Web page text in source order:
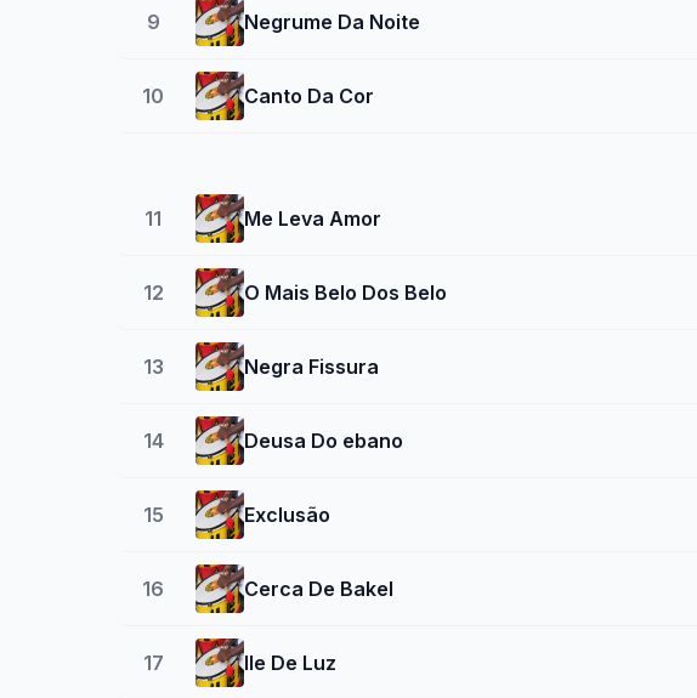
9 Negrume Da Noite
10 Canto Da Cor
11 Me Leva Amor
12 O Mais Belo Dos Belo
13 Negra Fissura
14 Deusa Do ebano
15 Exclusão
16 Cerca De Bakel
17 Ile De Luz